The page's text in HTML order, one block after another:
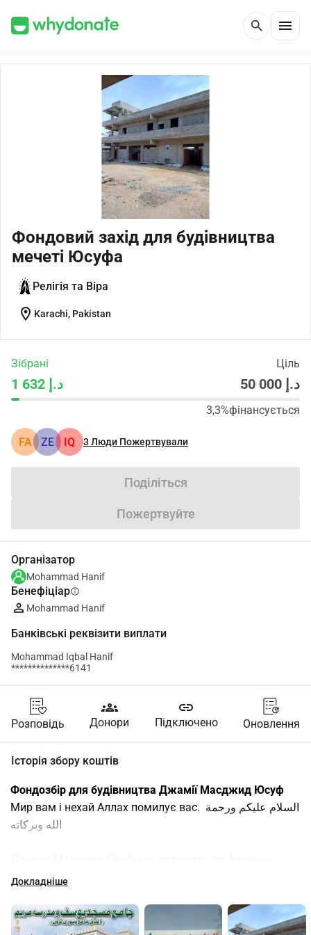
search menu
Фондовий захід для будівництва
мечеті Юсуфа
Релігія та Віра
location_on Karachi, Pakistan
Зібрані Ціль
د.إ 1 632 د.إ 50 000
3,3%фінансується
FA ZE IQ 3Люди Пожертвували
Поділіться
Пожертвуйте
Організатор
Mohammad Hanif
Бенефіціарinfo
Mohammad Hanif
Банківські реквізити виплати
Mohammad Iqbal Hanif
**************6141
Розповідь
groups
Донори
link
Підключено Оновлення
Історія збору коштів
Фондозбір для будівництва Джамії Масджид Юсуф
Мир вам і нехай Аллах помилує вас. السلام عليكم ورحمة
الله وبركاته
Аллами Банурі в Пакистані, розташована за адресою:
Саадабад, фаза 2, вздовж дороги від Малір Кантт до
Супер Шосе в Карачі.
Докладніше